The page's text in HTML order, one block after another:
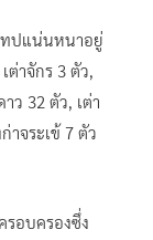
ทปแน่นหนาอยู่
ต่าจักร 3 ตัว,
ว 32 ตัว, เต่า
าจระเข้ 7 ตัว
รอบครองซึ่ง